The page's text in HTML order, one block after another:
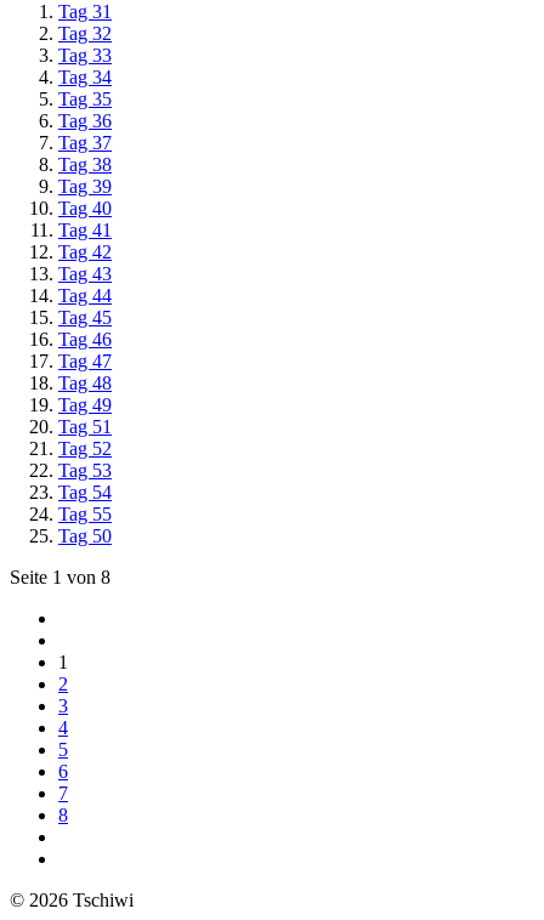
Tag 31
Tag 32
Tag 33
Tag 34
Tag 35
Tag 36
Tag 37
Tag 38
Tag 39
Tag 40
Tag 41
Tag 42
Tag 43
Tag 44
Tag 45
Tag 46
Tag 47
Tag 48
Tag 49
Tag 51
Tag 52
Tag 53
Tag 54
Tag 55
Tag 50
Seite 1 von 8
1
2
3
4
5
6
7
8
© 2026 Tschiwi